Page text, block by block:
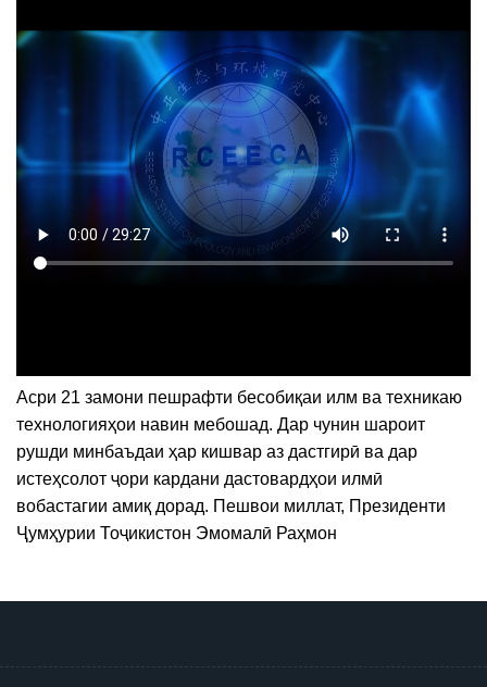
Асри 21 замони пешрафти бесобиқаи илм ва техникаю
технологияҳои навин мебошад. Дар чунин шароит
рушди минбаъдаи ҳар кишвар аз дастгирӣ ва дар
истеҳсолот ҷори кардани дастовардҳои илмӣ
вобастагии амиқ дорад. Пешвои миллат, Президенти
Ҷумҳурии Тоҷикистон Эмомалӣ Раҳмон